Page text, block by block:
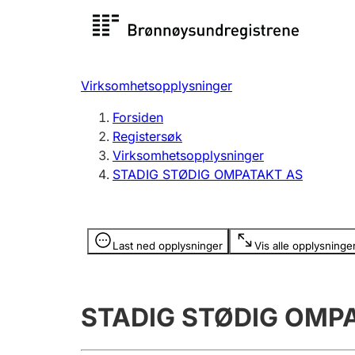
Registersøk
Registrere, endre, slette
Virksomhetsopplysninger
Forsiden
Registersøk
Virksomhetsopplysninger
STADIG STØDIG OMPATAKT AS
Last ned opplysninger Vis alle
Opplysninger er skjult
STADIG STØDIG